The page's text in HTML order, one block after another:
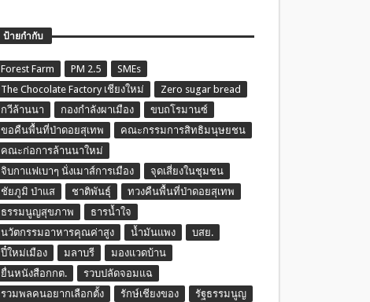
ป้ายกำกับ
Forest Farm PM 2.5
SMEs
The Chocolate Factory เชียงใหม่
Zero sugar bread
กวีล้านนา
กองกำลังผาเมือง
ขบถโรมานซ์
ขอคืนพื้นที่ป่าดอยสุเทพ
คณะกรรมการสิทธิมนุษยชน
คณะก่อการล้านนาใหม่
จิบกาแฟเบาๆ นั่งเมาส์การเมือง
จุดเสี่ยงในชุมชน
ชัยภูมิ ป่าแส
ชาติพันธุ์
ทวงคืนพื้นที่ป่าดอยสุเทพ
ธรรมนูญสุขภาพ
ธารน้ำใจ
นวัตกรรมอาหารคุณค่าสูง
น้ำมันแพง
บสย.
ปี๋ใหม่เมือง
มลาบรี
มองแวดบ้าน
ยื่นหนังสือกกต.
รวบปลัดจอมแฉ
รวมพลคนอยากเลือกตั้ง
รักษ์เชียงของ รัฐธรรมนูญ